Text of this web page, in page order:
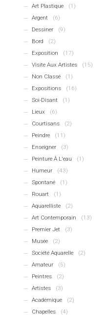
Art Plastique
(1)
Argent
(6)
Dessiner
(9)
Bord
(2)
Exposition
(17)
Visite Aux Artistes
(15)
Non Classé
(1)
Expositions
(16)
Soi-Disant
(1)
Lieux
(6)
Courtisans
(2)
Peindre
(11)
Enseigner
(3)
Peinture À L'eau
(1)
Humeur
(43)
Spontané
(1)
Rouart
(1)
Aquarelliste
(2)
Art Contemporain
(13)
Premier Jet
(3)
Musée
(2)
Société Aquarelle
(2)
Amateur
(5)
Peintres
(2)
Artistes
(3)
Académique
(2)
Chapelles
(4)